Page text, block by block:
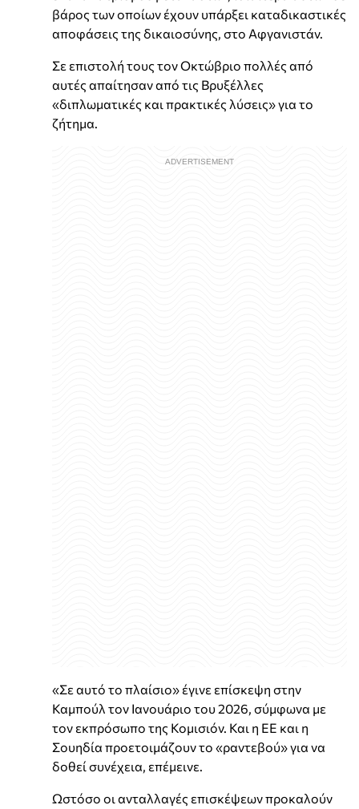
βάρος των οποίων έχουν υπάρξει καταδικαστικές
αποφάσεις της δικαιοσύνης, στο Αφγανιστάν.
Σε επιστολή τους τον Οκτώβριο πολλές από
αυτές απαίτησαν από τις Βρυξέλλες
«διπλωματικές και πρακτικές λύσεις» για το
ζήτημα.
«Σε αυτό το πλαίσιο» έγινε επίσκεψη στην
Καμπούλ τον Ιανουάριο του 2026, σύμφωνα με
τον εκπρόσωπο της Κομισιόν. Και η ΕΕ και η
Σουηδία προετοιμάζουν το «ραντεβού» για να
δοθεί συνέχεια, επέμεινε.
Ωστόσο οι ανταλλαγές επισκέψεων προκαλούν